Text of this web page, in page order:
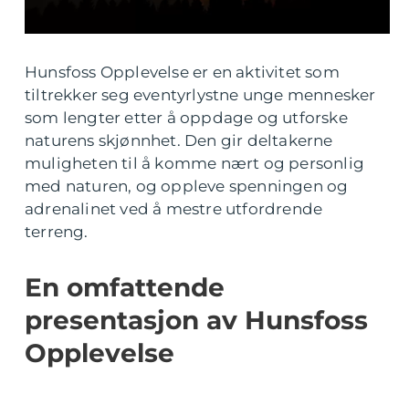
Hunsfoss Opplevelse er en aktivitet som
tiltrekker seg eventyrlystne unge mennesker
som lengter etter å oppdage og utforske
naturens skjønnhet. Den gir deltakerne
muligheten til å komme nært og personlig
med naturen, og oppleve spenningen og
adrenalinet ved å mestre utfordrende
terreng.
En omfattende
presentasjon av Hunsfoss
Opplevelse